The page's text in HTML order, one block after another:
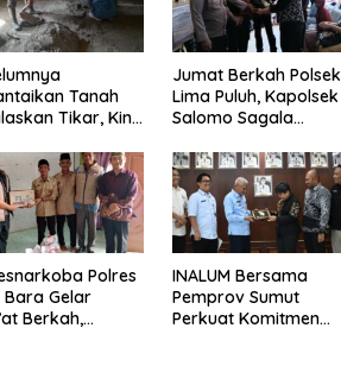
Tanah
Tikar, Kini
Rumah yang
Berkat Satgas
Ke-129 Kodim
Asahan
Jumat Berkah Polsek
Lima Puluh, Kapolsek
Salomo Sagala
kepada 50 Petani di
Simpang Gambus
Polres
Bara Gelar
Berkah,
INALUM Bersama
Pemprov Sumut
Perkuat Komitmen